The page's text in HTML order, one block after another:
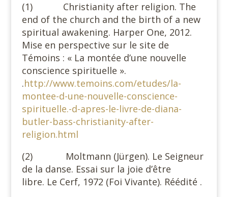
(1) Christianity after religion. The
end of the church and the birth of a new
spiritual awakening. Harper One, 2012.
Mise en perspective sur le site de
Témoins : « La montée d’une nouvelle
conscience spirituelle ».
.http://www.temoins.com/etudes/la-
montee-d-une-nouvelle-conscience-
spirituelle.-d-apres-le-livre-de-diana-
butler-bass-christianity-after-
religion.html
(2) Moltmann (Jürgen). Le Seigneur
de la danse. Essai sur la joie d’être
libre. Le Cerf, 1972 (Foi Vivante). Réédité .